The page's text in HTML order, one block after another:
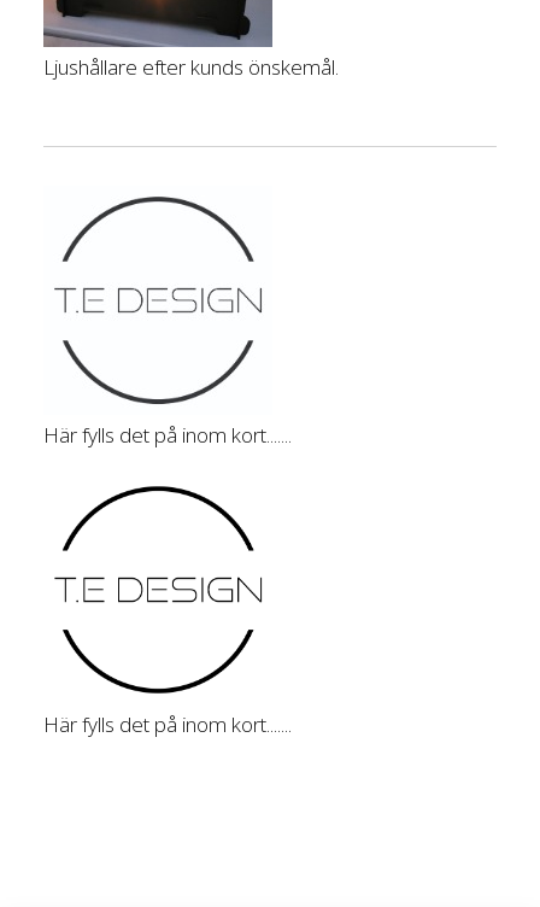
Ljushållare efter kunds önskemål.
Här fylls det på inom kort.......
Här fylls det på inom kort.......